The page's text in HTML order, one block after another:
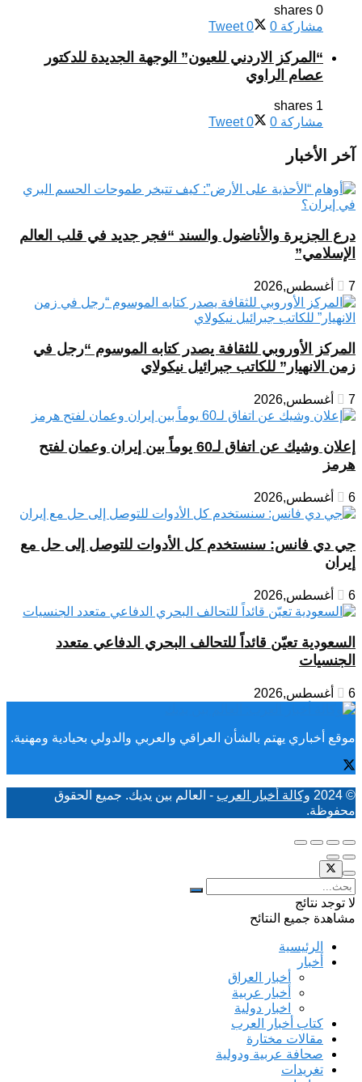
0 shares
مشاركة 0
Tweet 0
“المركز الاردني للعيون” الوجهة الجديدة للدكتور
عصام الراوي
1 shares
مشاركة 0
Tweet 0
آخر الأخبار
درع الجزيرة والأناضول والسند “فجر جديد في قلب العالم
الإسلامي”
7 أغسطس,2026
المركز الأوروبي للثقافة يصدر كتابه الموسوم “رجل في
زمن الانهيار” للكاتب جبرائيل نيكولاي
7 أغسطس,2026
إعلان وشيك عن اتفاق لـ60 يوماً بين إيران وعمان لفتح
هرمز
6 أغسطس,2026
جي دي فانس: سنستخدم كل الأدوات للتوصل إلى حل مع
إيران
6 أغسطس,2026
السعودية تعيّن قائداً للتحالف البحري الدفاعي متعدد
الجنسيات
6 أغسطس,2026
موقع أخباري يهتم بالشأن العراقي والعربي والدولي بحيادية ومهنية.
© 2024 وكالة أخبار العرب - العالم بين يديك. جميع الحقوق
محفوظة.
لا توجد نتائج
مشاهدة جميع النتائح
الرئيسية
أخبار
أخبار العراق
أخبار عربية
اخبار دولية
كتاب أخبار العرب
مقالات مختارة
صحافة عربية ودولية
تغريدات